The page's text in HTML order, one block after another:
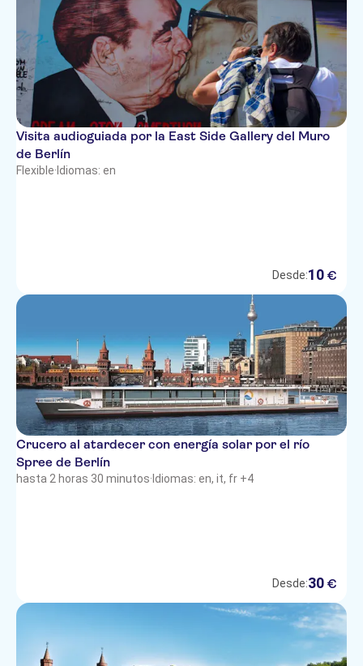
Visita audioguiada por la East Side Gallery del Muro
de Berlín
Flexible· Idiomas: en
Desde:10 €
Crucero al atardecer con energía solar por el río
Spree de Berlín
hasta 2 horas 30 minutos· Idiomas: en, it, fr +4
Desde:30 €